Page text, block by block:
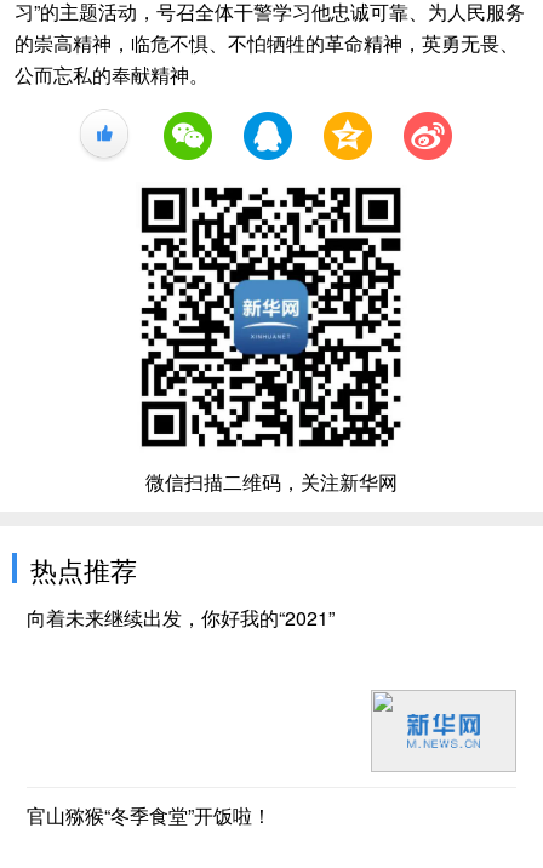
习”的主题活动，号召全体干警学习他忠诚可靠、为人民服务
的崇高精神，临危不惧、不怕牺牲的革命精神，英勇无畏、
公而忘私的奉献精神。
+1
微信扫描二维码，关注新华网
热点推荐
向着未来继续出发，你好我的“2021”
官山猕猴“冬季食堂”开饭啦！